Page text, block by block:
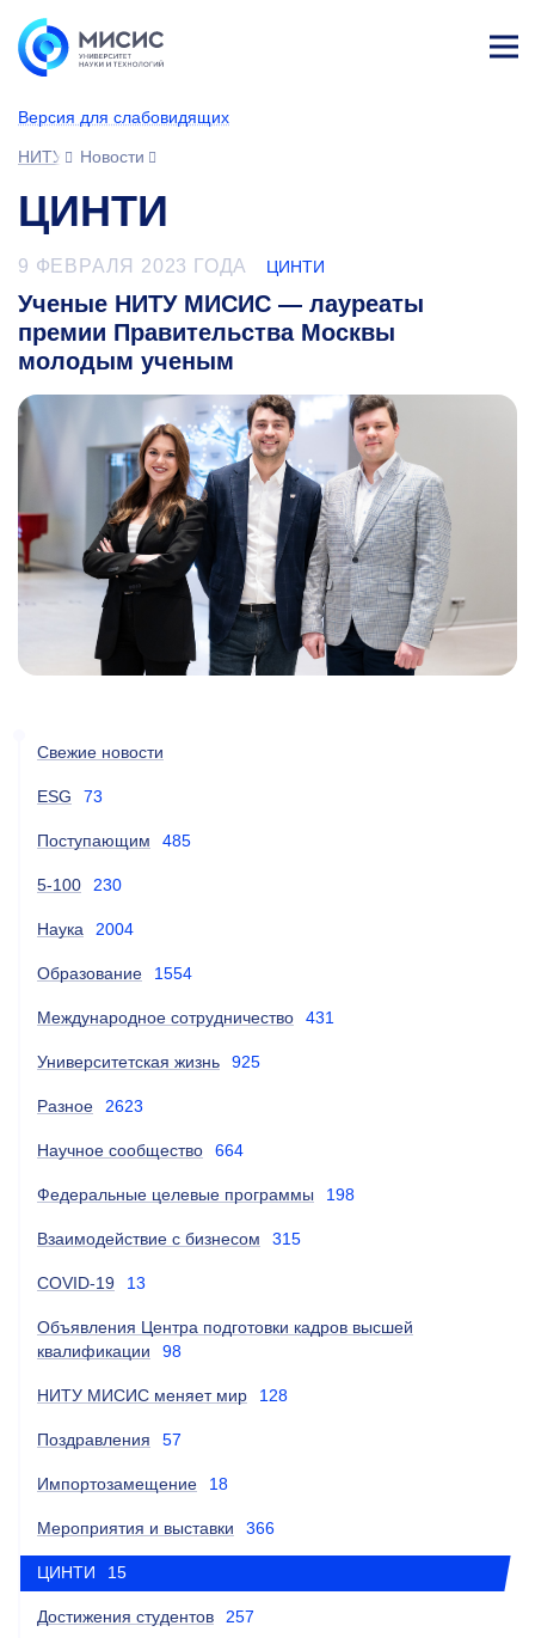
Версия для слабовидящих
НИТУ МИСИС
Новости
ЦИНТИ
9 ФЕВРАЛЯ 2023 ГОДА ЦИНТИ
Ученые НИТУ МИСИС — лауреаты
премии Правительства Москвы
молодым ученым
Свежие новости
ESG 73
Поступающим 485
5-100 230
Наука 2004
Образование 1554
Международное сотрудничество 431
Университетская жизнь 925
Разное 2623
Научное сообщество 664
Федеральные целевые программы 198
Взаимодействие с бизнесом 315
COVID-19 13
Объявления Центра подготовки кадров высшей
квалификации
98
НИТУ МИСИС меняет мир 128
Поздравления 57
Импортозамещение 18
Мероприятия и выставки 366
ЦИНТИ 15
Достижения студентов 257